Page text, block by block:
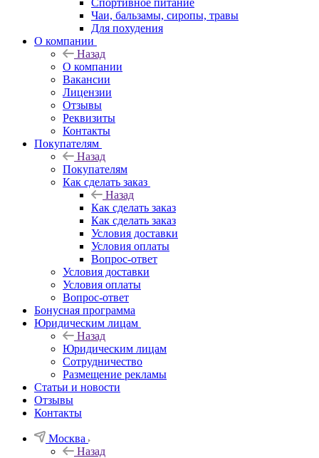
Спортивное питание
Чаи, бальзамы, сиропы, травы
Для похудения
О компании
Назад
О компании
Вакансии
Лицензии
Отзывы
Реквизиты
Контакты
Покупателям
Назад
Покупателям
Как сделать заказ
Назад
Как сделать заказ
Как сделать заказ
Условия доставки
Условия оплаты
Вопрос-ответ
Условия доставки
Условия оплаты
Вопрос-ответ
Бонусная программа
Юридическим лицам
Назад
Юридическим лицам
Сотрудничество
Размещение рекламы
Статьи и новости
Отзывы
Контакты
Москва
Назад